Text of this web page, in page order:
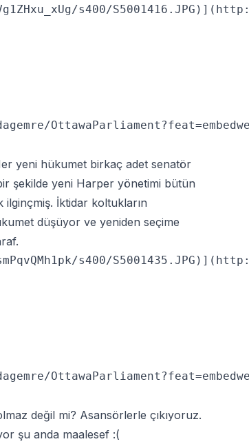
s400/
yeni hükumet birkaç adet senatör
şekilde yeni Harper yönetimi bütün
ilginçmiş. İktidar koltukların
düşüyor ve yeniden seçime
s400/
değil mi? Asansörlerle çıkıyoruz.
şu anda maalesef :(